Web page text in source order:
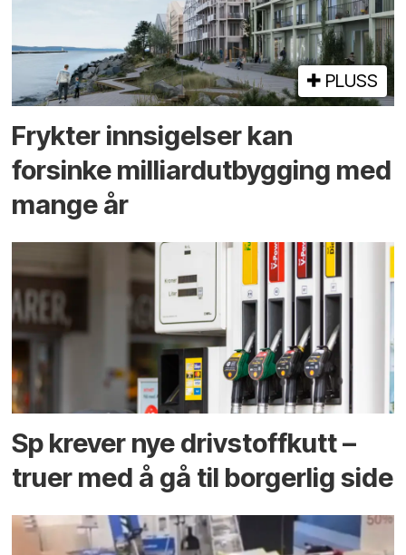
PLUSS
Frykter innsigelser kan
forsinke milliard­utbygging med
mange år
Sp krever nye drivstoffkutt –
truer med å gå til borgerlig side